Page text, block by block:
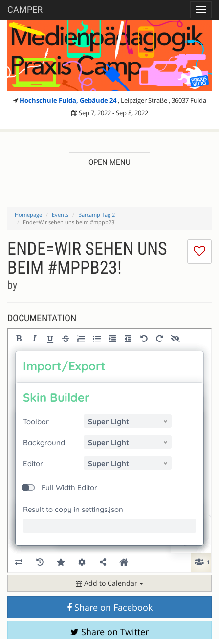
CAMPER
Hochschule Fulda, Gebäude 24 , Leipziger Straße , 36037 Fulda
Sep 7, 2022 - Sep 8, 2022
OPEN MENU
Homepage Events
Barcamp Tag 2
Ende=Wir sehen uns beim #mppb23!
I
ENDE=WIR SEHEN UNS
BEIM #MPPB23!
by
DOCUMENTATION
Add to Calendar
Share on Facebook
Share on Twitter